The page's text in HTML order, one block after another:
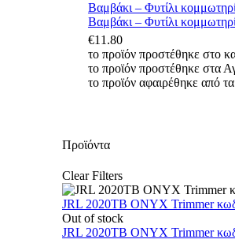
Βαμβάκι – Φυτίλι
Βαμβάκι – Φυτίλι
€11.80
το προϊόν προστέθηκε στο
το προϊόν προστέθηκε στα
το προϊόν αφαιρέθηκε από
Προϊόντα
Clear Filters
JRL 2020TB ONYX Trimmer
Out of stock
JRL 2020TB ONYX Trimmer